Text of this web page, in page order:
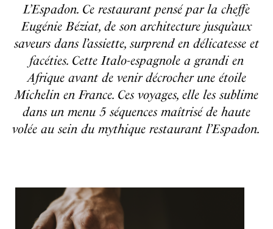
L’Espadon. Ce restaurant pensé par la cheffe
Eugénie Béziat, de son architecture jusqu’aux
saveurs dans l’assiette, surprend en délicatesse et
facéties. Cette Italo-espagnole a grandi en
Afrique avant de venir décrocher une étoile
Michelin en France. Ces voyages, elle les sublime
dans un menu 5 séquences maîtrisé de haute
volée au sein du mythique restaurant l’Espadon.